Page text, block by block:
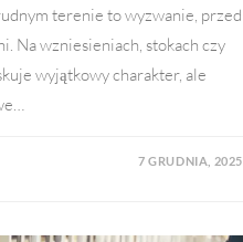
terenie to wyzwanie, przed
Na wzniesieniach, stokach czy
wyjątkowy charakter, ale
7 GRUDNIA, 2025